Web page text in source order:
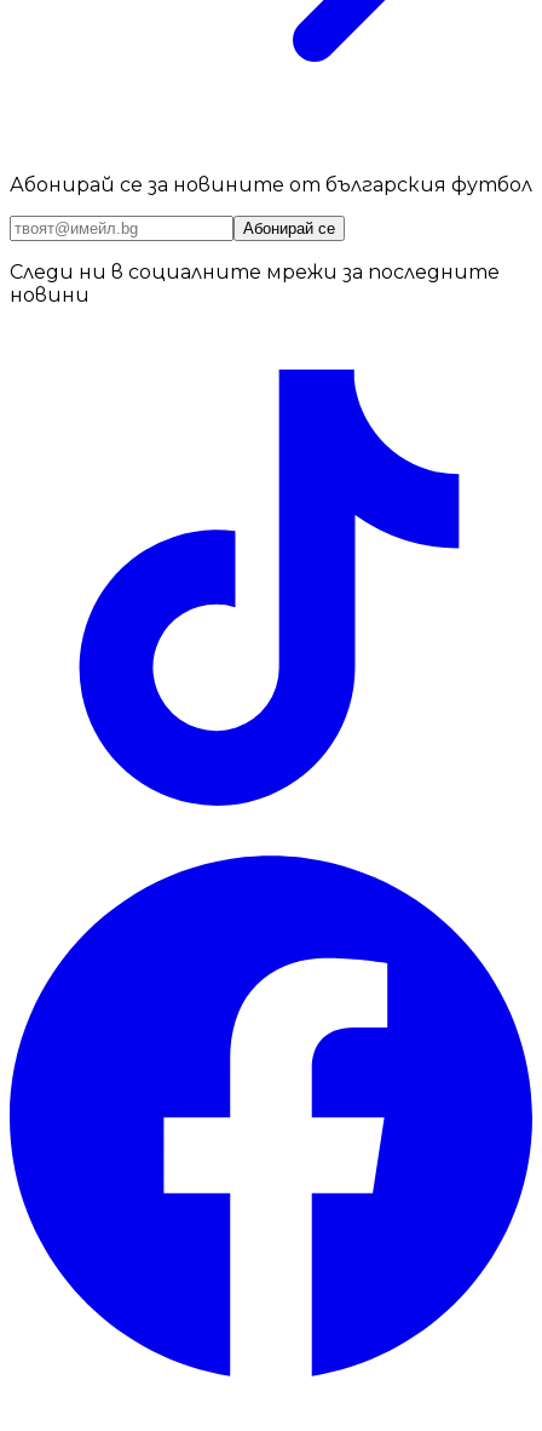
Абонирай се за новините от българския футбол
Абонирай се
Следи ни в социалните мрежи за последните
новини